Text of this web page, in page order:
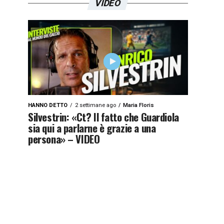
VIDEO
HANNO DETTO 2 settimane ago Maria Floris
Silvestrin: «Ct? Il fatto che Guardiola
sia qui a parlarne è grazie a una
persona» – VIDEO